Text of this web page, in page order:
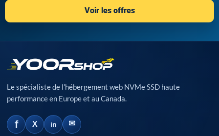
Voir les offres
Le spécialiste de l’hébergement web NVMe SSD haute
performance en Europe et au Canada.
f X in ✉